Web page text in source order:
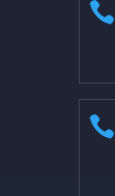

